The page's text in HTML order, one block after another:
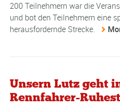
200 Teilnehmern war die
und bot den Teilnehmern eine
herausfordernde Strecke.
Unsern Lutz geht
Rennfahrer-